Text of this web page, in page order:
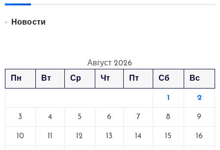
Новости
Август 2026
Пн
Вт Ср Чт Пт Сб Вс
1 2
3 4 5 6 7 8 9
10 11 12 13 14 15 16